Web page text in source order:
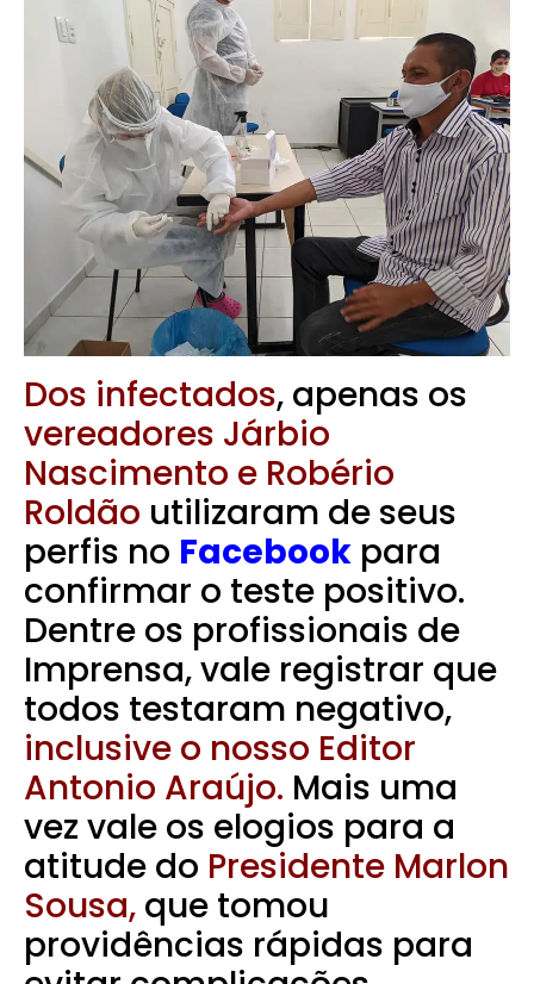
Dos infectados, apenas os
vereadores Járbio
Nascimento e Robério
Roldão utilizaram de seus
perfis no Facebook para
confirmar o teste positivo.
Dentre os profissionais de
Imprensa, vale registrar que
todos testaram negativo,
inclusive o nosso Editor
Antonio Araújo. Mais uma
vez vale os elogios para a
atitude do Presidente Marlon
Sousa, que tomou
providências rápidas para